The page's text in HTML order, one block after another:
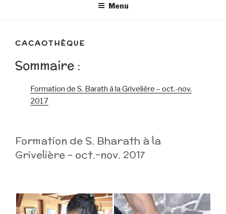
Menu
CACAOTHÈQUE
Sommaire :
Formation de S. Barath à la Grivelière – oct.-nov.
2017
Formation de S. Bharath à la
Grivelière – oct.-nov. 2017